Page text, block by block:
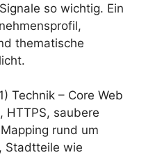
so wichtig. Ein
thematische
Technik – Core Web
HTTPS, saubere
rund um
Stadtteile wie